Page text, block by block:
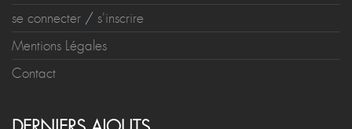
se connecter / s'inscrire
Mentions Légales
Contact